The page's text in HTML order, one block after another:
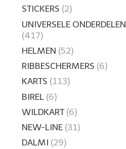
STICKERS (2)
UNIVERSELE ONDERDELEN
(417)
HELMEN (52)
RIBBESCHERMERS (6)
KARTS (113)
BIREL (6)
WILDKART (6)
NEW-LINE (31)
DALMI (29)